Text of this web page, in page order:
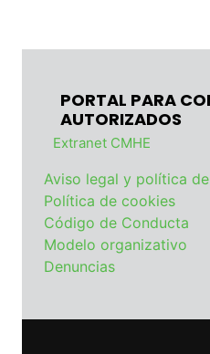
PORTAL PARA
AUTORIZADOS
Extranet CMHE
Aviso legal y política
Política de cookies
Código de Conducta
Modelo organizativo
Denuncias